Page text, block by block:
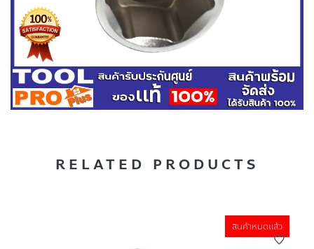
RELATED PRODUCTS
สินค้าหมดแล้ว